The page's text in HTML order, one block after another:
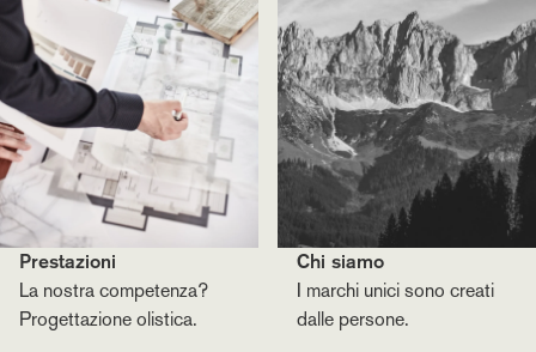
Prestazioni
La nostra competenza?
Progettazione olistica.
Chi siamo
I marchi unici sono creati
dalle persone.